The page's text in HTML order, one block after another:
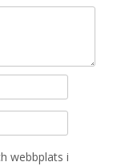
webbplats i